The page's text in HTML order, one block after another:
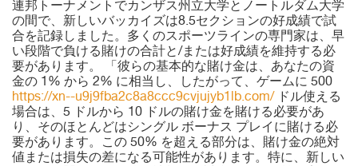
連邦トーナメントでカンザス州立大学とノートルダム大学
の間で、新しいバッカイズは8.5セクションの好成績で試
合を記録しました。多くのスポーツラインの専門家は、早
い段階で負ける賭けの合計と/または好成績を維持する必
要があります。 「彼らの基本的な賭け金は、あなたの資
金の 1% から 2% に相当し、したがって、ゲームに 500
https://xn--u9j9fba2c8a8ccc9cvjujyb1lb.com/ ドル使える
場合は、5 ドルから 10 ドルの賭け金を賭ける必要があ
り、そのほとんどはシングル ボーナス プレイに賭ける必
要があります。この 50% を超える部分は、賭け金の絶対
値または損失の差になる可能性があります。特に、新しい